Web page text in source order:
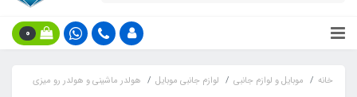
0
خانه موبایل و لوازم جانبی لوازم جانبی موبایل
هولدر ماشینی و هولدر رو میزی